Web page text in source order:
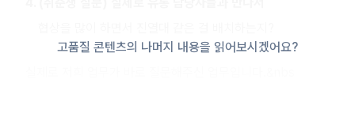
고품질 콘텐츠의 나머지 내용을 읽어보시겠어요?